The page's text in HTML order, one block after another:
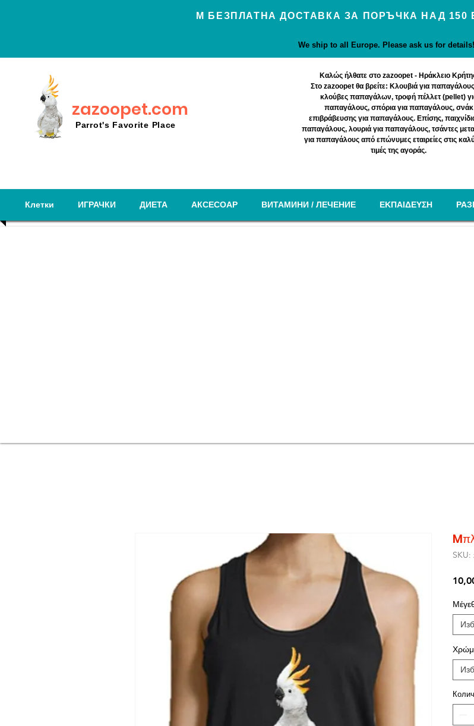
Μ БЕЗПЛАТНА ДОСТАВКА ЗА ПОРЪЧКА НАД 150
We ship to all Europe. Please ask us for
zazoopet.com
Parrot's Favorite Place
Καλώς ήλθατε στο zazoopet - Ηράκλειο
Στο zazoopet θα βρείτε: Κλουβιά για
κλούβες παπαγάλων, τροφή πέλλετ (pellet)
παπαγάλους, σπόρια για παπαγάλους, σνάκ
επιβράβευσης για παπαγάλους. Επίσης,
παπαγάλους, λουριά για παπαγάλους, τσάντες
για παπαγάλους από επώνυμες εταιρείες στις
τιμές της αγοράς.
Клетки ИГРАЧКИ ДИЕТА АКСЕСОАР ВИТАМИНИ / ЛЕЧЕНИЕ EΚΠΑΙΔΕΥΣΗ
SKU: